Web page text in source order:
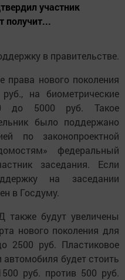
участник
получит...
в правительстве.
права нового поколения
на биометрические
до 5000 руб. Такое
было поддержано
по законопроектной
федеральный
заседания. Если
на заседании
в Госдуму.
также будут увеличены
нового поколения для
2500 руб. Пластиковое
автомобиля будет стоить
руб. против 500 руб.